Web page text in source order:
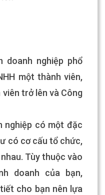
doanh nghiệp phổ
một thành viên,
trở lên và Công
nghiệp có một đặc
có cơ cấu tổ chức,
Tùy thuộc vào
doanh của bạn,
cho bạn nên lựa